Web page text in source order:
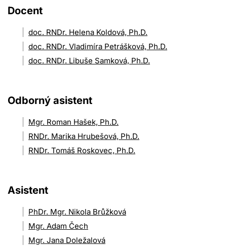
Docent
doc. RNDr. Helena Koldová, Ph.D.
doc. RNDr. Vladimíra Petrášková, Ph.D.
doc. RNDr. Libuše Samková, Ph.D.
Odborný asistent
Mgr. Roman Hašek, Ph.D.
RNDr. Marika Hrubešová, Ph.D.
RNDr. Tomáš Roskovec, Ph.D.
Asistent
PhDr. Mgr. Nikola Brůžková
Mgr. Adam Čech
Mgr. Jana Doležalová